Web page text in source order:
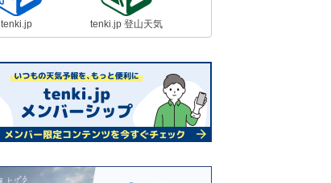
tenki.jp tenki.jp 登山天気